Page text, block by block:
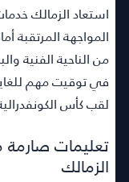
استعاد الزمالك
المواجهة المرتقبة
من الناحية الفنية
في توقيت مهم
لقب كأس
تعليمات
الزمالك